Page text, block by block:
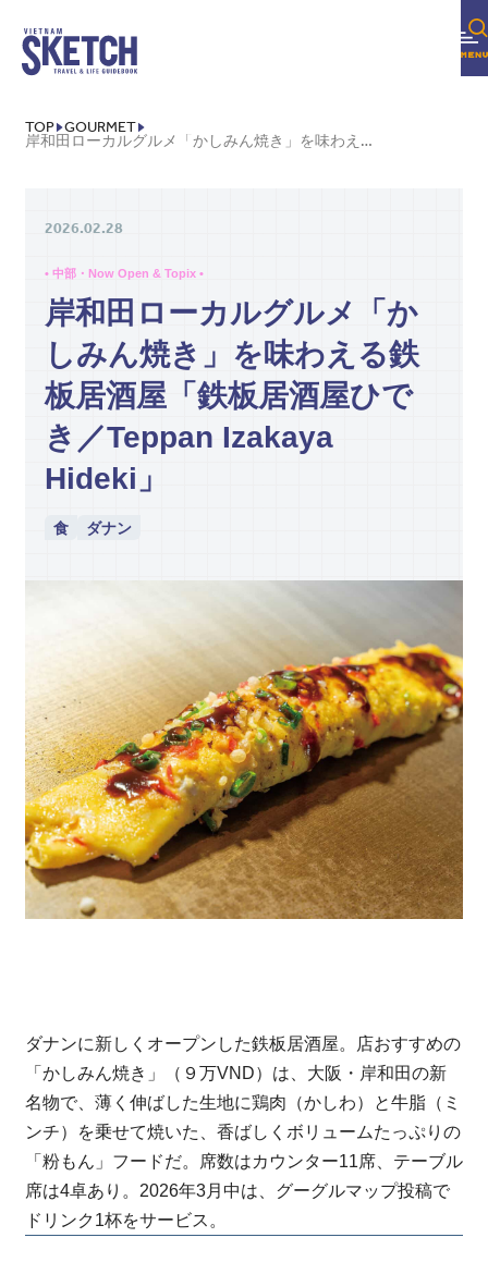
TOP GOURMET
岸和田ローカルグルメ「かしみん焼き」を味わえる鉄板居酒屋「鉄板居酒屋ひでき／TEPPAN IZAKAYA HIDEKI」
2026.02.28
• 中部・Now Open & Topix •
岸和田ローカルグルメ「か
しみん焼き」を味わえる鉄
板居酒屋「鉄板居酒屋ひで
き／Teppan Izakaya
Hideki」
食 ダナン
ダナンに新しくオープンした鉄板居酒屋。店おすすめの
「かしみん焼き」（９万VND）は、大阪・岸和田の新
名物で、薄く伸ばした生地に鶏肉（かしわ）と牛脂（ミ
ンチ）を乗せて焼いた、香ばしくボリュームたっぷりの
「粉もん」フードだ。席数はカウンター11席、テーブル
席は4卓あり。2026年3月中は、グーグルマップ投稿で
ドリンク1杯をサービス。